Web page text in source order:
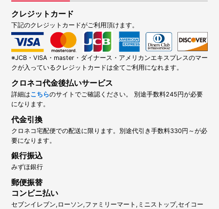
クレジットカード
下記のクレジットカードがご利用頂けます。
※JCB・VISA・master・ダイナース・アメリカンエキスプレスのマー
クが入っているクレジットカードは全てご利用になれます。
クロネコ代金後払いサービス
詳細はこちらのサイトでご確認ください。 別途手数料245円が必要
になります。
代金引換
クロネコ宅配便での配送に限ります。別途代引き手数料330円～が必
要になります。
銀行振込
みずほ銀行
郵便振替
コンビニ払い
セブンイレブン,ローソン,ファミリーマート,ミニストップ,セイコー